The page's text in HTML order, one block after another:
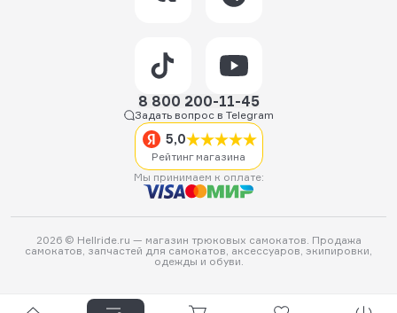
8 800 200-11-45
Задать вопрос в Telegram
5,0
Рейтинг магазина
Мы принимаем к оплате:
2026 © Hellride.ru — магазин трюковых самокатов. Продажа
самокатов, запчастей для самокатов, аксессуаров, экипировки,
одежды и обуви.